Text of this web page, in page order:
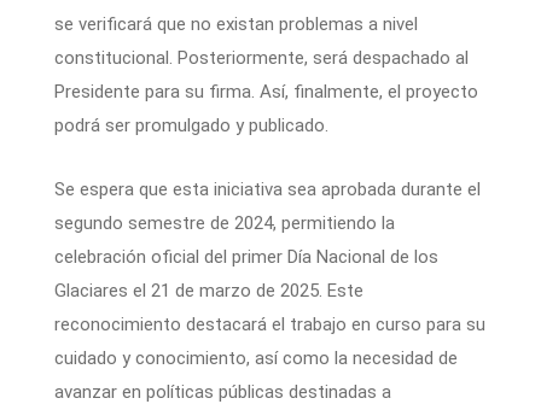
se verificará que no existan problemas a nivel
constitucional. Posteriormente, será despachado al
Presidente para su firma. Así, finalmente, el proyecto
podrá ser promulgado y publicado.
Se espera que esta iniciativa sea aprobada durante el
segundo semestre de 2024, permitiendo la
celebración oficial del primer Día Nacional de los
Glaciares el 21 de marzo de 2025. Este
reconocimiento destacará el trabajo en curso para su
cuidado y conocimiento, así como la necesidad de
avanzar en políticas públicas destinadas a